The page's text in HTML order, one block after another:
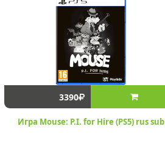
3390
Игра Mouse: P.I. for Hire (PS5) rus sub